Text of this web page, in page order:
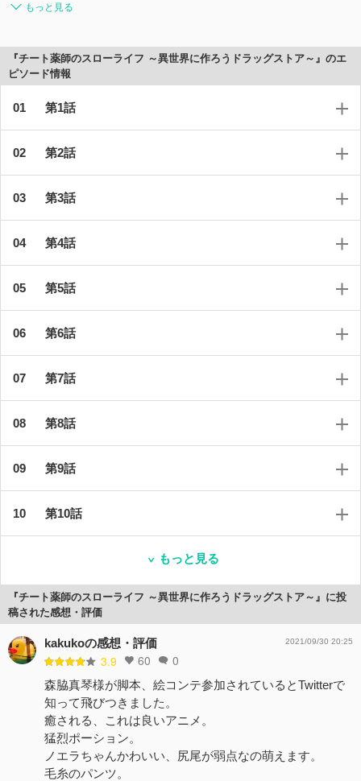
もっと見る
『チート薬師のスローライフ ～異世界に作ろうドラッグストア～』のエ
ピソード情報
第1話
第2話
第3話
第4話
第5話
第6話
第7話
第8話
第9話
第10話
もっと見る
『チート薬師のスローライフ ～異世界に作ろうドラッグストア～』に投
稿された感想・評価
kakukoの感想・評価
3.9 60 0
2021/09/30 20:25
森脇真琴様が脚本、絵コンテ参加されているとTwitterで
知って飛びつきました。
癒される、これは良いアニメ。
猛烈ポーション。
ノエラちゃんかわいい、尻尾が弱点なの萌えます。
毛糸のパンツ。